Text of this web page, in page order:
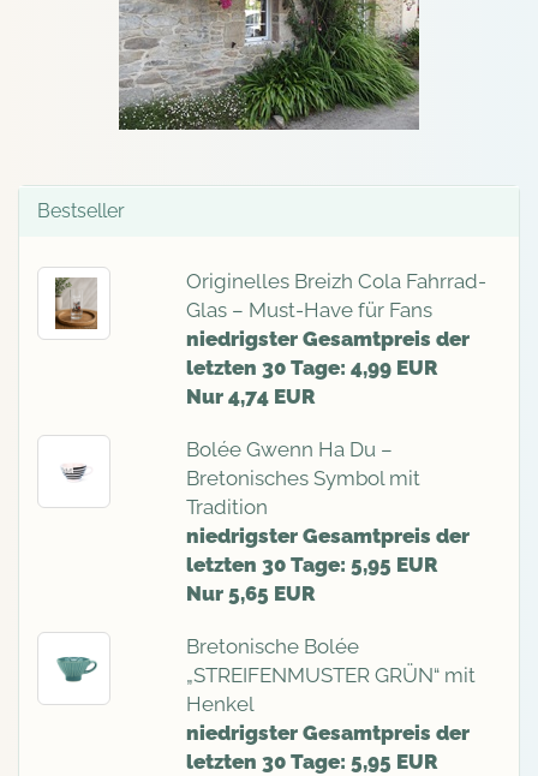
Bestseller
Originelles Breizh Cola Fahrrad-
Glas – Must-Have für Fans
niedrigster Gesamtpreis der
letzten 30 Tage: 4,99 EUR
Nur 4,74 EUR
Bolée Gwenn Ha Du –
Bretonisches Symbol mit
Tradition
niedrigster Gesamtpreis der
letzten 30 Tage: 5,95 EUR
Nur 5,65 EUR
Bretonische Bolée
„STREIFENMUSTER GRÜN“ mit
Henkel
niedrigster Gesamtpreis der
letzten 30 Tage: 5,95 EUR